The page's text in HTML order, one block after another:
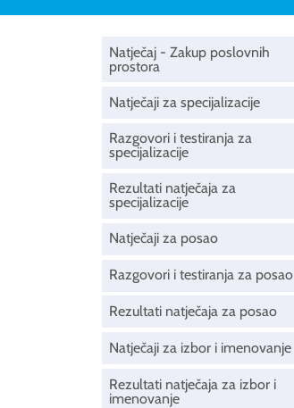
Natječaj - Zakup poslovnih
prostora
Natječaji za specijalizacije
Razgovori i testiranja za
specijalizacije
Rezultati natječaja za
specijalizacije
Natječaji za posao
Razgovori i testiranja za posao
Rezultati natječaja za posao
Natječaji za izbor i imenovanje
Rezultati natječaja za izbor i
imenovanje